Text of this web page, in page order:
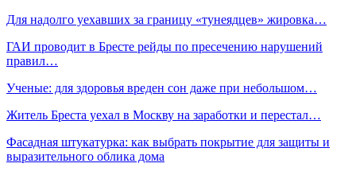
Для надолго уехавших за границу «тунеядцев» жировка…
ГАИ проводит в Бресте рейды по пресечению нарушений
правил…
Ученые: для здоровья вреден сон даже при небольшом…
Житель Бреста уехал в Москву на заработки и перестал…
Фасадная штукатурка: как выбрать покрытие для защиты и
выразительного облика дома